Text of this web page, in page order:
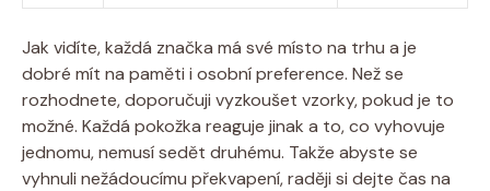
Jak vidíte, každá značka má své místo na trhu a je
dobré mít na paměti i osobní preference. Než se
rozhodnete, doporučuji vyzkoušet vzorky, pokud je to
možné. Každá pokožka reaguje jinak a to, co vyhovuje
jednomu, nemusí sedět druhému. Takže abyste se
vyhnuli nežádoucímu překvapení, raději si dejte čas na